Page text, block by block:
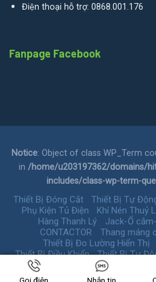
Điện thoại hỗ trợ: 0868.001.176
Fanpage Facebook
Notice: Object of class WP_Term
in /home/u203197362/domains/
includes/class-wp-term-
Thiết Bị Đóng Cắt Thiết Bị Tự
Phụ Kiện Tủ Điện
Khí Nén Thuỷ
Hàng Thanh Lý
Jack-Ổ
CONTACTOR
Thang máng
Thiết Bị Đo Lường Hiển Thị
Thiết Bị Điều Khiển
Thiết Bị Tự
Copyright 2026 ©